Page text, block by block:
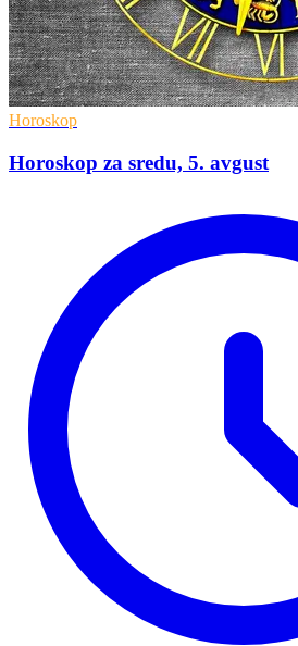
Horoskop
Horoskop za sredu, 5. avgust